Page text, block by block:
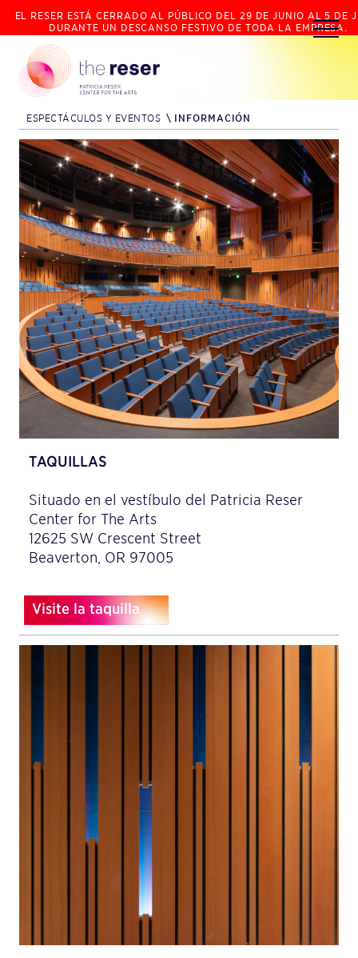
EL RESER ESTÁ CERRADO AL PÚBLICO DEL 29 DE JUNIO AL 5 DE
DURANTE UN DESCANSO FESTIVO DE TODA LA EMPRESA.
ESPECTÁCULOS Y EVENTOS \ INFORMACIÓN
TAQUILLAS
Situado en el vestíbulo del Patricia Reser
Center for The Arts
12625 SW Crescent Street
Beaverton, OR 97005
Visite la taquilla
Visite la taquilla